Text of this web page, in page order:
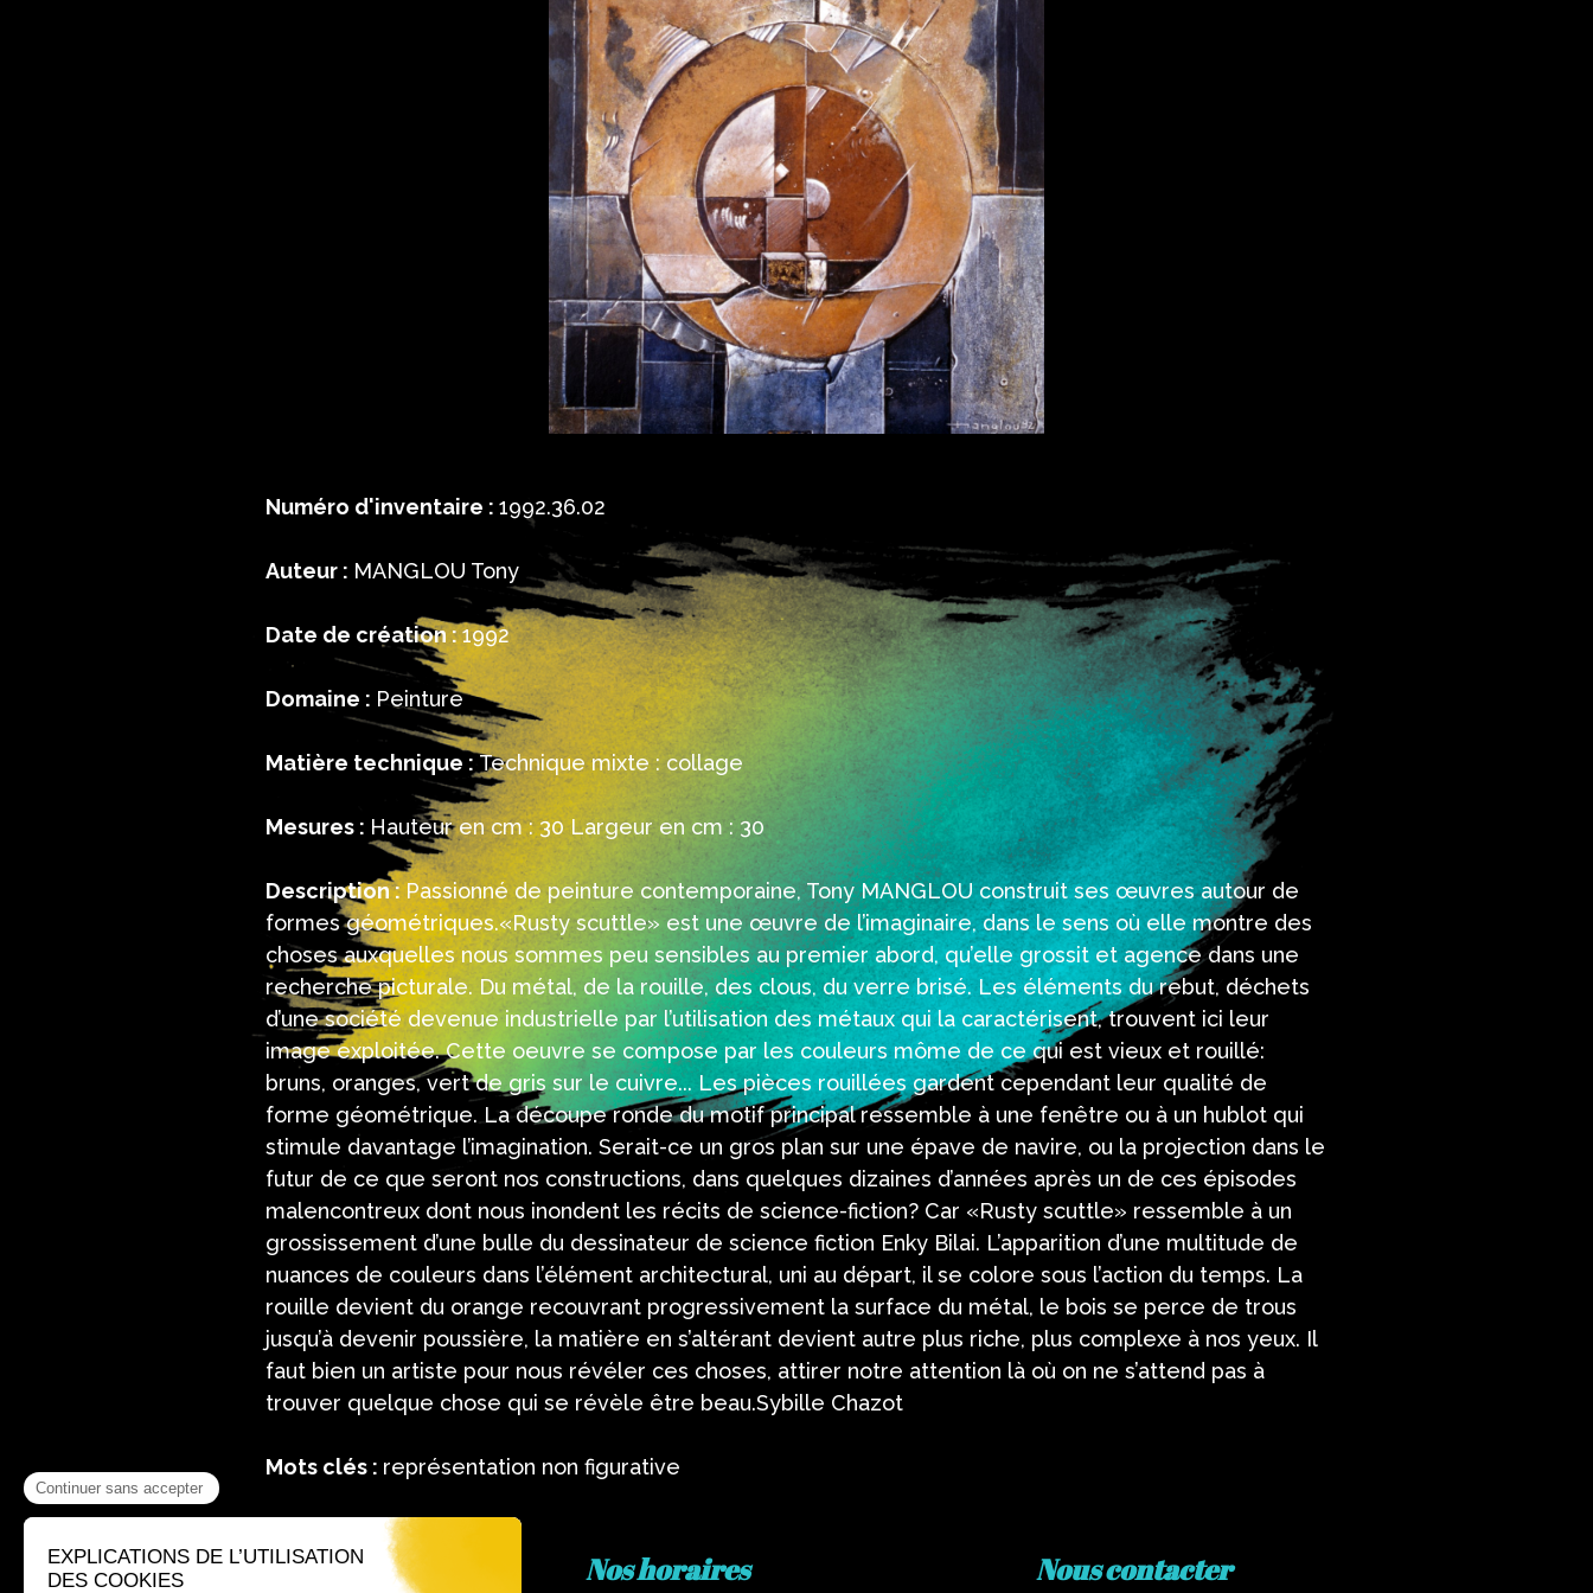
Numéro d'inventaire : 1992.36.02
Auteur : MANGLOU Tony
Date de création :1992
Domaine : Peinture
Matière technique : Technique mixte : collage
Mesures : Hauteur en cm : 30 Largeur en cm : 30
Description :Passionné de peinture contemporaine, Tony MANGLOU construit ses œuvres autour de
formes géométriques.«Rusty scuttle» est une œuvre de l’imaginaire, dans le sens où elle montre des
choses auxquelles nous sommes peu sensibles au premier abord, qu’elle grossit et agence dans une
recherche picturale. Du métal, de la rouille, des clous, du verre brisé. Les éléments du rebut, déchets
d’une société devenue industrielle par l’utilisation des métaux qui la caractérisent, trouvent ici leur
image exploitée. Cette oeuvre se compose par les couleurs môme de ce qui est vieux et rouillé:
bruns, oranges, vert de gris sur le cuivre... Les pièces rouillées gardent cependant leur qualité de
forme géométrique. La découpe ronde du motif principal ressemble à une fenêtre ou à un hublot qui
stimule davantage l’imagination. Serait-ce un gros plan sur une épave de navire, ou la projection dans le
futur de ce que seront nos constructions, dans quelques dizaines d’années après un de ces épisodes
malencontreux dont nous inondent les récits de science-fiction? Car «Rusty scuttle» ressemble à un
grossissement d’une bulle du dessinateur de science fiction Enky Bilai. L’apparition d’une multitude de
nuances de couleurs dans l’élément architectural, uni au départ, il se colore sous l’action du temps. La
rouille devient du orange recouvrant progressivement la surface du métal, le bois se perce de trous
jusqu’à devenir poussière, la matière en s’altérant devient autre plus riche, plus complexe à nos yeux. Il
faut bien un artiste pour nous révéler ces choses, attirer notre attention là où on ne s’attend pas à
trouver quelque chose qui se révèle être beau.Sybille Chazot
Mots clés : représentation non figurative
Où nous trouver ? Nos horaires Nous contacter